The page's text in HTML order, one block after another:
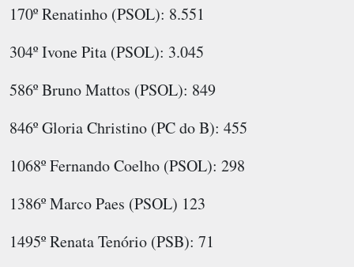
170º Renatinho (PSOL): 8.551
304º Ivone Pita (PSOL): 3.045
586º Bruno Mattos (PSOL): 849
846º Gloria Christino (PC do B): 455
1068º Fernando Coelho (PSOL): 298
1386º Marco Paes (PSOL) 123
1495º Renata Tenório (PSB): 71